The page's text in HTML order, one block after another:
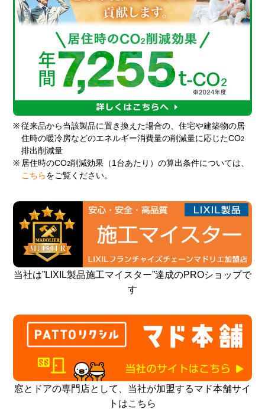
※ 従来品から当該製品に置き換えた場合の、住宅や建築物の居
住時の暖冷房などのエネルギー消費量の削減量に応じたCO2
排出削減量
※ 居住時のCO2削減効果（1台あたり）の算出条件については、
こちら をご覧ください。
当社は”LIXIL製品施工マイスター”達成のPROショップで
す
窓とドアの専門店として、当社が加盟するマド本舗サイ
トはこちら